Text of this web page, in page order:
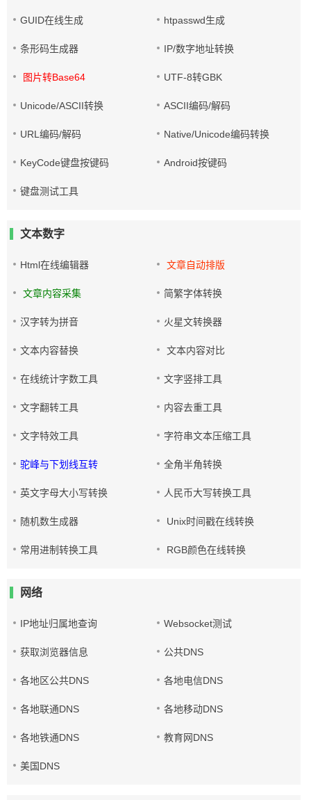
GUID在线生成 htpasswd生成
条形码生成器 IP/数字地址转换
图片转Base64 UTF-8转GBK
Unicode/ASCII转换 ASCII编码/解码
URL编码/解码 Native/Unicode编码转换
KeyCode键盘按键码 Android按键码
键盘测试工具
文本数字
Html在线编辑器 文章自动排版
文章内容采集 简繁字体转换
汉字转为拼音 火星文转换器
文本内容替换 文本内容对比
在线统计字数工具 文字竖排工具
文字翻转工具 内容去重工具
文字特效工具 字符串文本压缩工具
驼峰与下划线互转 全角半角转换
英文字母大小写转换 人民币大写转换工具
随机数生成器 Unix时间戳在线转换
常用进制转换工具 RGB颜色在线转换
网络
IP地址归属地查询 Websocket测试
获取浏览器信息 公共DNS
各地区公共DNS 各地电信DNS
各地联通DNS 各地移动DNS
各地铁通DNS 教育网DNS
美国DNS